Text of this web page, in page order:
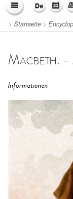
> Startseite >
Macbeth. -
Informationen